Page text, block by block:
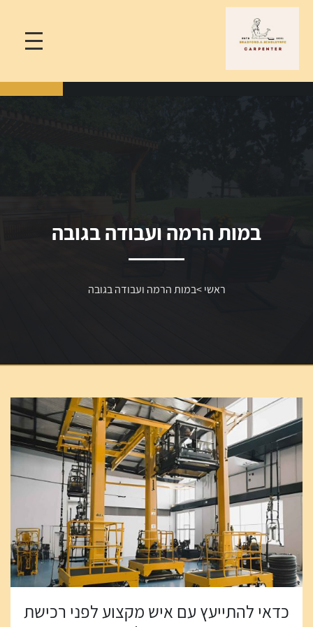
במות הרמה ועבודה בגובה
ראשי>במות הרמה ועבודה בגובה
כדאי להתייעץ עם איש מקצוע לפני רכישת